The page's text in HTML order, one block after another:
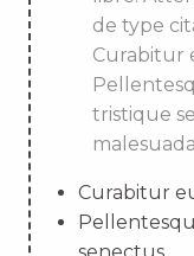
de type
Curabitur
tristique
Curabitur